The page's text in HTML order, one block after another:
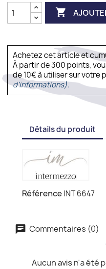

Achetez cet article et
À partir de 300 points,
de 10€ à utiliser sur votre
d'informations).
Détails du produit
Référence INT 6647
Commentaires (0)
Aucun avis n'a été